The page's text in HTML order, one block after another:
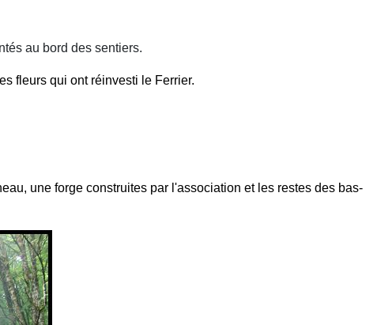
au bord des sentiers.
fleurs qui ont réinvesti le Ferrier.
une forge construites par l'association et les restes des bas-